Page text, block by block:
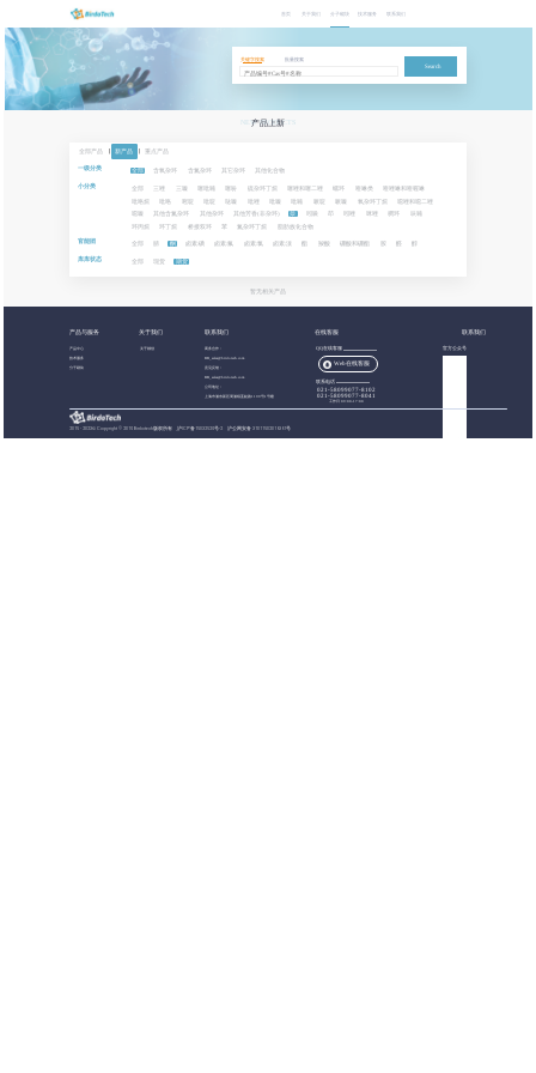
首页 关于我们 分子砌块 技术服务 联系我们
关键字搜索
批量搜索
Search
NEW PRODUCTS
产品上新
全部产品 新产品 重点产品
一级分类 全部 含氧杂环 含氮杂环 其它杂环 其他化合物
小分类 全部 三唑 三嗪 硫杂环丁烷 噻唑和噻二唑 螺环 喹啉类 喹唑啉和喹喔啉
吡咯烷 吡咯 哒嗪 吡唑 氧杂环丁烷 噁唑和噁二唑
噁嗪 其他含氮杂环 其他杂环 其他芳香(非杂环) 萘 吲哚 茚 吲唑 咪唑 稠环
环丙烷 环丁烷 桥接双环 苯 氮杂环丁烷 脂肪族化合物
官能团 全部 腈 酮 卤素:碘 卤素:氟 卤素:氯 卤素:溴 酯 羧酸 硼酸和硼酯 胺 醛
库库状态 全部 现货 期货
暂无相关产品
产品与服务 关于我们 联系我们 在线客服 联系我们
产品中心
技术服务
分子砌块
关于都创
商务合作：
BB_sales@birdotech.com
意见反馈：
BB_sales@birdotech.com
公司地址：
上海市浦东新区周浦镇蓝靛路1199号1号楼
QQ在线客服
Web在线客服
联系电话
021-58099077-8102
021-58099077-8041
工作日 09:00-17:00
官方公众号
2015 - 2023© Copyright © 2019 Birdotech版权所有 , 沪ICP备15032529号-2 沪公网安备 31011502016361号